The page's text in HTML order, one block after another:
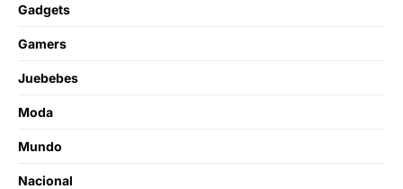
Gadgets
Gamers
Juebebes
Moda
Mundo
Nacional